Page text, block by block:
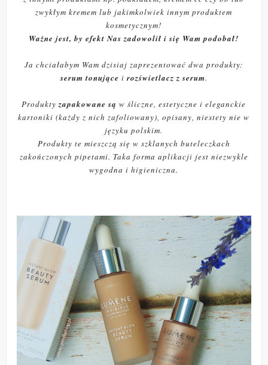
zwykłym kremem lub jakimkolwiek innym produktem
kosmetycznym!
Ważne jest, by efekt Nas zadowolił i się Wam podobał!
Ja chciałabym Wam dzisiaj zaprezentować dwa produkty:
serum tonujące irozświetlacz z serum.
Produktyzapakowane sąw śliczne, estetyczne i eleganckie
kartoniki (każdy z nich zafoliowany), opisany, niestety nie w
języku polskim.
Produkty te mieszczą się w szklanych buteleczkach
zakończonych pipetami. Taka forma aplikacji jest niezwykle
wygodna i higieniczna.